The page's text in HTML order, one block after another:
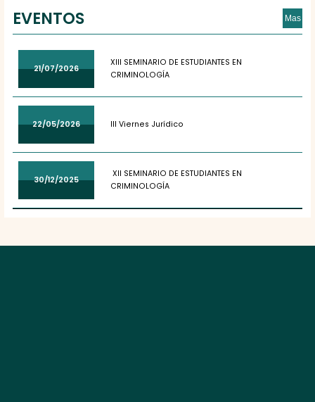
EVENTOS Mas
21/07/2026
XIII SEMINARIO DE ESTUDIANTES EN
CRIMINOLOGÍA
22/05/2026 III Viernes Jurídico
30/12/2025
XII SEMINARIO DE ESTUDIANTES EN
CRIMINOLOGÍA